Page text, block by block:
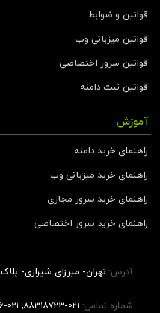
قوانین و ضوابط
قوانین میزبانی وب
قوانین سرور اختصاصی
قوانین ثبت دامنه
آموزش
راهنمای خرید دامنه
راهنمای خرید میزبانی وب
راهنمای خرید سرور مجازی
راهنمای خرید سرور اختصاصی
آدرس: تهران- میرزای شیرازی- پلاک ۷۳
شماره تماس: ۰۲۱-۸۸۳۱۸۷۲۳, ۰۲۱-۹۱۰۰۶۲۶۶